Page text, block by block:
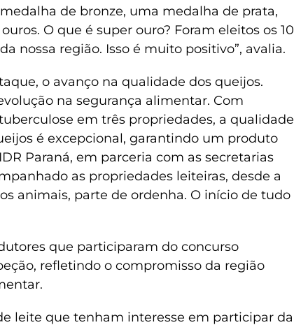
de bronze, uma medalha de prata,
O que é super ouro? Foram eleitos os 10
nossa região. Isso é muito positivo”, avalia.
o avanço na qualidade dos queijos.
na segurança alimentar. Com
em três propriedades, a qualidade
é excepcional, garantindo um produto
Paraná, em parceria com as secretarias
as propriedades leiteiras, desde a
animais, parte de ordenha. O início de tudo
que participaram do concurso
refletindo o compromisso da região
leite que tenham interesse em participar da